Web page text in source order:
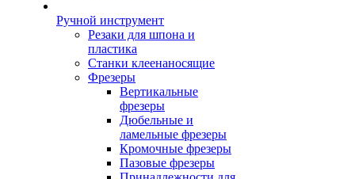
Ручной инструмент
Резаки для шпона и
пластика
Станки клеенаносящие
Фрезеры
Вертикальные
фрезеры
Дюбельные и
ламельные фрезеры
Кромочные фрезеры
Пазовые фрезеры